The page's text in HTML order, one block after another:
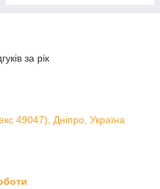
за рік
49047), Дніпро, Україна